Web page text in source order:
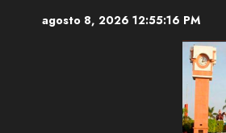
agosto 8, 2026 12:55:17 PM